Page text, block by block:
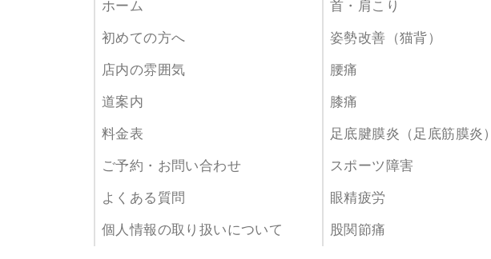
ホーム
初めての方へ
店内の雰囲気
道案内
料金表
ご予約・お問い合わせ
よくある質問
個人情報の取り扱いについて
首・肩こり
姿勢改善（猫背）
腰痛
膝痛
足底腱膜炎（足底筋膜炎）
スポーツ障害
眼精疲労
股関節痛